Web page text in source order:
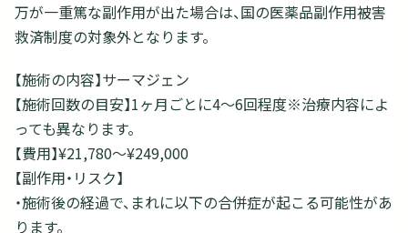
万が一重篤な副作用が出た場合は、国の医薬品副作用被害
救済制度の対象外となります。
【施術の内容】サーマジェン
【施術回数の目安】1ヶ月ごとに4～6回程度※治療内容によ
っても異なります。
【費用】¥21,780〜¥249,000
【副作用・リスク】
・施術後の経過で、まれに以下の合併症が起こる可能性があ
ります。